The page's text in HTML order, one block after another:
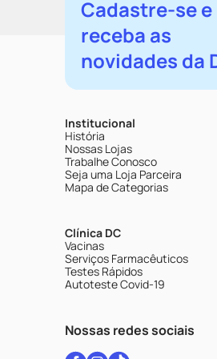
Cadastre-se e
receba as
novidades da
Institucional
História
Nossas Lojas
Trabalhe Conosco
Seja uma Loja Parceira
Mapa de Categorias
Clínica DC
Vacinas
Serviços Farmacêuticos
Testes Rápidos
Autoteste Covid-19
Nossas redes sociais